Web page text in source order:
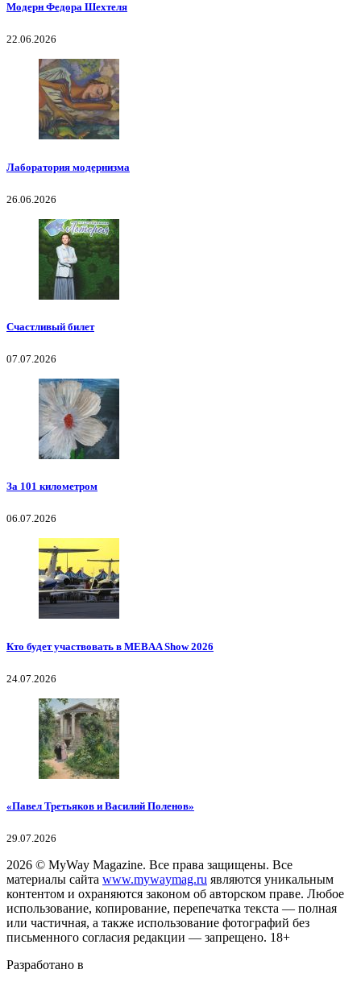
Модерн Федора Шехтеля
22.06.2026
Лаборатория модернизма
26.06.2026
Счастливый билет
07.07.2026
За 101 километром
06.07.2026
Кто будет участвовать в MEBAA Show 2026
24.07.2026
«Павел Третьяков и Василий Поленов»
29.07.2026
2026 © MyWay Magazine. Все права защищены. Все
материалы сайта www.mywaymag.ru являются уникальным
контентом и охраняются законом об авторском праве. Любое
использование, копирование, перепечатка текста — полная
или частичная, а также использование фотографий без
письменного согласия редакции — запрещено. 18+
Разработано в